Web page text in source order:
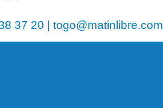
37 20 | togo@matinlibre.com